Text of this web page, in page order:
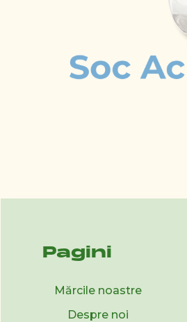
Pagini
Mărcile noastre
Despre noi